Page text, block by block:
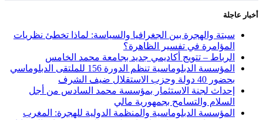
أخبار عاجلة
سبتة والهجرة بين الجغرافيا والسياسة: لماذا تخطئ نظريات
المؤامرة في تفسير الظاهرة؟
الرباط – تتويج أكاديمي جديد بجامعة محمد الخامس
المؤسسة الدبلوماسية تنظم الدورة 156 للملتقى الدبلوماسي
بحضور 40 دولة وحزب الاستقلال ضيف الشرف
إحداث لجنة الاستثمار بمؤسسة محمد السادس من أجل
السلام والتسامح بجمهورية مالي
المؤسسة الدبلوماسية والمنظمة الدولية للهجرة: المغرب